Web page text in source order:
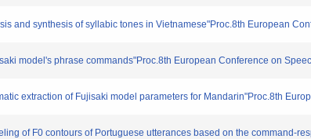
and synthesis of syllabic tones in Vietnamese"Proc.8th European
model's phrase commands"Proc.8th European Conference on
extraction of Fujisaki model parameters for Mandarin"Proc.8th
of F0 contours of Portuguese utterances based on the command-